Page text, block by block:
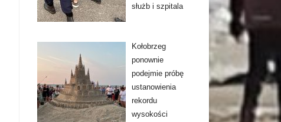
służb i szpitala
Kołobrzeg
ponownie
podejmie próbę
ustanowienia
rekordu
wysokości